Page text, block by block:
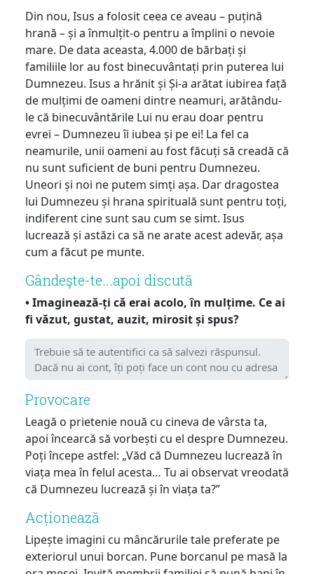
Din nou, Isus a folosit ceea ce aveau – puțină
hrană – și a înmulțit-o pentru a împlini o nevoie
mare. De data aceasta, 4.000 de bărbați și
familiile lor au fost binecuvântați prin puterea lui
Dumnezeu. Isus a hrănit și Și-a arătat iubirea față
de mulțimi de oameni dintre neamuri, arătându-
le că binecuvântările Lui nu erau doar pentru
evrei – Dumnezeu îi iubea și pe ei! La fel ca
neamurile, unii oameni au fost făcuți să creadă că
nu sunt suficient de buni pentru Dumnezeu.
Uneori și noi ne putem simți așa. Dar dragostea
lui Dumnezeu și hrana spirituală sunt pentru toți,
indiferent cine sunt sau cum se simt. Isus
lucrează și astăzi ca să ne arate acest adevăr, așa
cum a făcut pe munte.
Gândeşte-te...apoi discută
• Imaginează-ți că erai acolo, în mulțime. Ce ai
fi văzut, gustat, auzit, mirosit și spus?
Provocare
Leagă o prietenie nouă cu cineva de vârsta ta,
apoi încearcă să vorbești cu el despre Dumnezeu.
Poți începe astfel: „Văd că Dumnezeu lucrează în
viața mea în felul acesta… Tu ai observat vreodată
că Dumnezeu lucrează și în viața ta?”
Acționează
Lipește imagini cu mâncărurile tale preferate pe
exteriorul unui borcan. Pune borcanul pe masă la